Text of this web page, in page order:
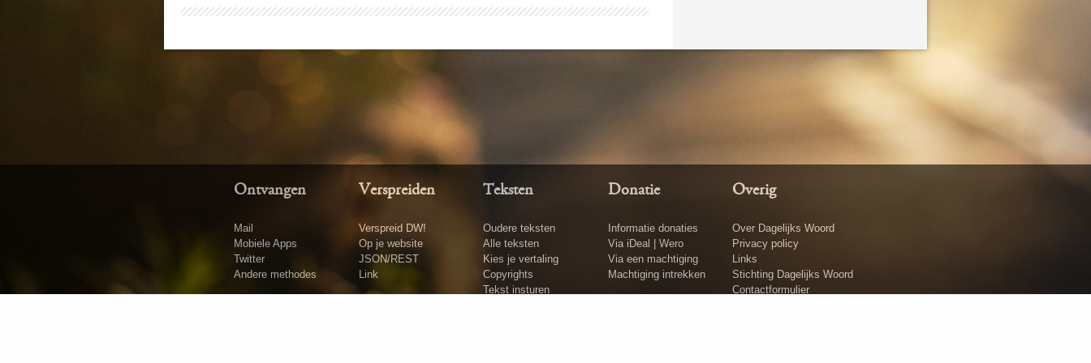
Ontvangen
Mail
Mobiele Apps
Twitter
Andere methodes
Verspreiden
Verspreid DW!
Op je website
JSON/REST
Link
Teksten
Oudere teksten
Alle teksten
Kies je vertaling
Copyrights
Tekst insturen
Donatie
Informatie donaties
Via iDeal | Wero
Via een machtiging
Machtiging intrekken
Overig
Over Dagelijks Woord
Privacy policy
Links
Stichting Dagelijks Woord
Contactformulier